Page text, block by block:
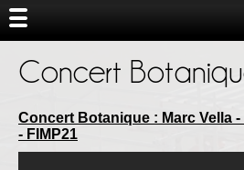
Concert
Concert Botanique : Marc Vella
- FIMP21